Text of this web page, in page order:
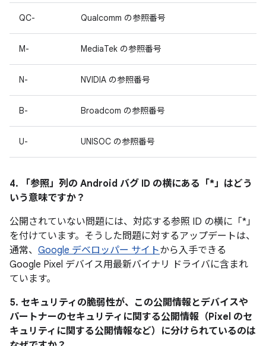
QC- Qualcomm の参照番号
M- MediaTek の参照番号
N- NVIDIA の参照番号
B- Broadcom の参照番号
U- UNISOC の参照番号
4. 「参照」 列の Android バグ ID の横にある「*」はどう
いう意味ですか？
公開されていない問題には、対応する参照 ID の横に「*」
を付けています。そうした問題に対するアップデートは、
通常、 Google デベロッパー サイトから入手できる
Google Pixel デバイス用最新バイナリ ドライバに含まれ
ています。
5. セキュリティの脆弱性が、この公開情報とデバイスや
パートナーのセキュリティに関する公開情報（Pixel のセ
キュリティに関する公開情報など）に分けられているのは